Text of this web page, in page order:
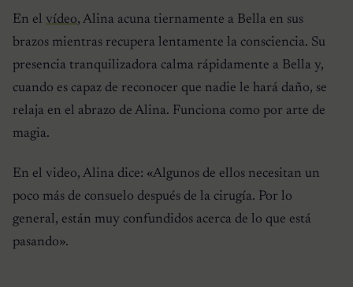
En el vídeo, Alina acuna tiernamente a Bella en sus
brazos mientras recupera lentamente la consciencia. Su
presencia tranquilizadora calma rápidamente a Bella y,
cuando es capaz de reconocer que nadie le hará daño, se
relaja en el abrazo de Alina. Funciona como por arte de
magia.
En el video, Alina dice: «Algunos de ellos necesitan un
poco más de consuelo después de la cirugía. Por lo
general, están muy confundidos acerca de lo que está
pasando».